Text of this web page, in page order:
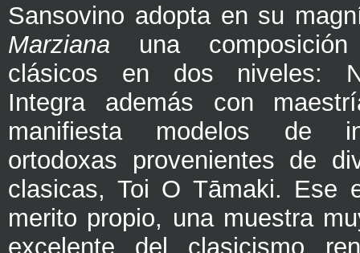
Sansovino adopta en su
Marziana una
clásicos en dos niveles:
Integra además con
manifiesta modelos de
ortodoxas provenientes de
clasicas, Toi O Tāmaki. Ese
merito propio, una muestra
excelente del clasicismo